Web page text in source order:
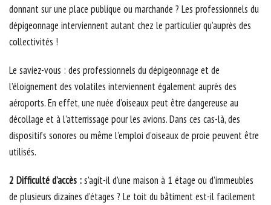
donnant sur une place publique ou marchande ? Les professionnels du
dépigeonnage interviennent autant chez le particulier qu’auprès des
collectivités !
Le saviez-vous : des professionnels du dépigeonnage et de
l’éloignement des volatiles interviennent également auprès des
aéroports. En effet, une nuée d’oiseaux peut être dangereuse au
décollage et à l’atterrissage pour les avions. Dans ces cas-là, des
dispositifs sonores ou même l’emploi d’oiseaux de proie peuvent être
utilisés.
2 Difficulté d’accès :s’agit-il d’une maison à 1 étage ou d’immeubles
de plusieurs dizaines d’étages ? Le toit du bâtiment est-il facilement